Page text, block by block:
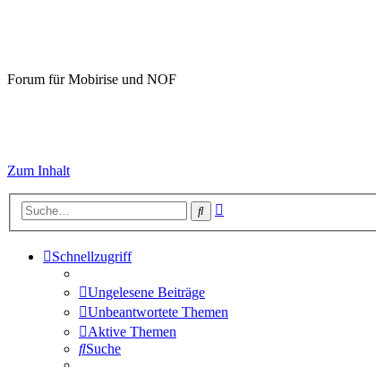
Forum für Mobirise und NOF
Zum Inhalt
Suche
Schnellzugriff
Ungelesene Beiträge
Unbeantwortete Themen
Aktive Themen
Suche